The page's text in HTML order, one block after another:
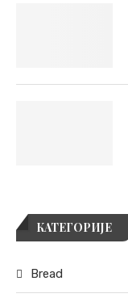
КАТЕГОРИЈЕ
Bread